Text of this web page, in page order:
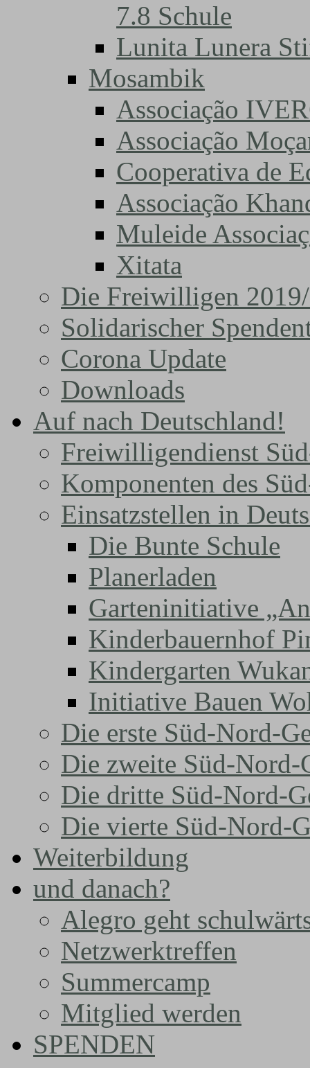
7.8 Schule
Lunita Lunera
Mosambik
Associação
Associação
Cooperativa de
Associação
Muleide
Xitata
Die Freiwilligen
Solidarischer
Corona Update
Downloads
Auf nach Deutschland!
Freiwilligendienst
Komponenten des
Einsatzstellen in
Die Bunte Schule
Planerladen
Garteninitiative
Kinderbauernhof
Kindergarten
Initiative Bauen
Die erste Süd-Nord-
Die zweite Süd-Nord-
Die dritte Süd-Nord-
Die vierte Süd-Nord-
Weiterbildung
und danach?
Alegro geht
Netzwerktreffen
Summercamp
Mitglied werden
SPENDEN